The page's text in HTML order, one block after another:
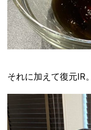
それに加えて復元IR。